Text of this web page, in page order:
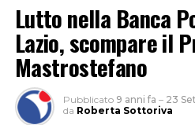
Lutto nella Banca
Lazio, scompare il
Mastrostefano
Pubblicato 9 anni fa – 23
da Roberta Sottoriva